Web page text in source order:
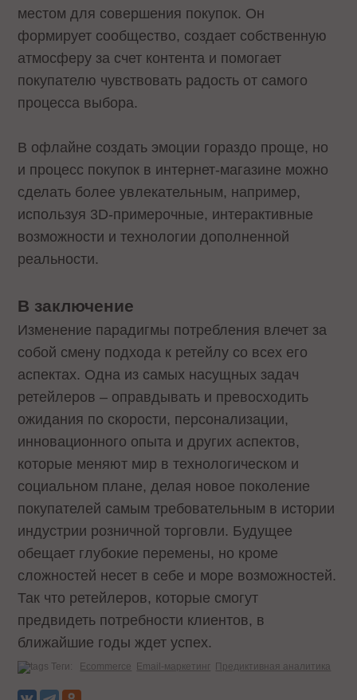
местом для совершения покупок. Он
формирует сообщество, создает собственную
атмосферу за счет контента и помогает
покупателю чувствовать радость от самого
процесса выбора.
В офлайне создать эмоции гораздо проще, но
и процесс покупок в интернет-магазине можно
сделать более увлекательным, например,
используя 3D-примерочные, интерактивные
возможности и технологии дополненной
реальности.
В заключение
Изменение парадигмы потребления влечет за
собой смену подхода к ретейлу со всех его
аспектах. Одна из самых насущных задач
ретейлеров – оправдывать и превосходить
ожидания по скорости, персонализации,
инновационного опыта и других аспектов,
которые меняют мир в технологическом и
социальном плане, делая новое поколение
покупателей самым требовательным в истории
индустрии розничной торговли. Будущее
обещает глубокие перемены, но кроме
сложностей несет в себе и море возможностей.
Так что ретейлеров, которые смогут
предвидеть потребности клиентов, в
ближайшие годы ждет успех.
Теги: Ecommerce Email-маркетинг Предиктивная аналитика